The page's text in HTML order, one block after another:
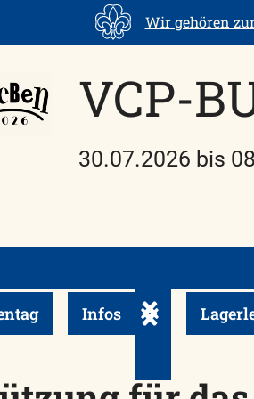
Wir gehören
VCP-
30.07.2026 bis
Infos Untermenü ein-/